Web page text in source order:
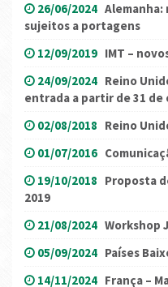
26/06/2024 Alemanha:
sujeitos a portagens
12/09/2019 IMT –
24/09/2024 Reino
entrada a partir de 31 de
02/08/2018 Reino
01/07/2016
19/10/2018 Proposta
2019
21/08/2024 Workshop
05/09/2024 Países
14/11/2024 França –